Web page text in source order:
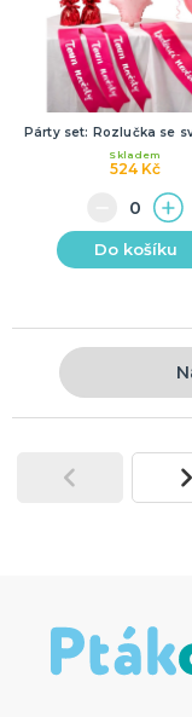
Párty set: Rozlučka se
524 Kč
Skladem
Do košíku